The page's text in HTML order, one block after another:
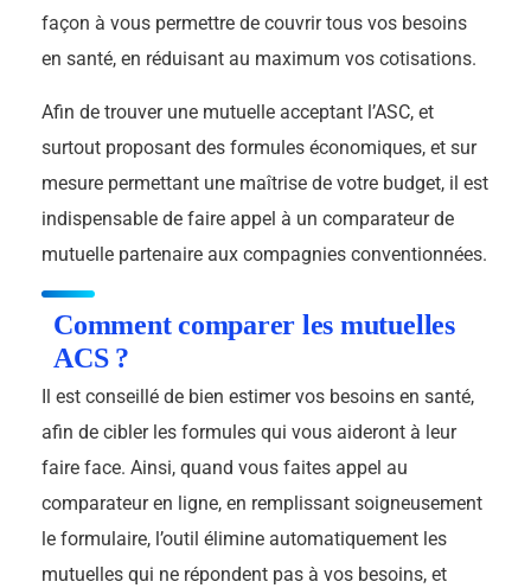
façon à vous permettre de couvrir tous vos besoins
en santé, en réduisant au maximum vos cotisations.
Afin de trouver une mutuelle acceptant l’ASC, et
surtout proposant des formules économiques, et sur
mesure permettant une maîtrise de votre budget, il est
indispensable de faire appel à un comparateur de
mutuelle partenaire aux compagnies conventionnées.
Comment comparer les mutuelles
ACS ?
Il est conseillé de bien estimer vos besoins en santé,
afin de cibler les formules qui vous aideront à leur
faire face. Ainsi, quand vous faites appel au
comparateur en ligne, en remplissant soigneusement
le formulaire, l’outil élimine automatiquement les
mutuelles qui ne répondent pas à vos besoins, et